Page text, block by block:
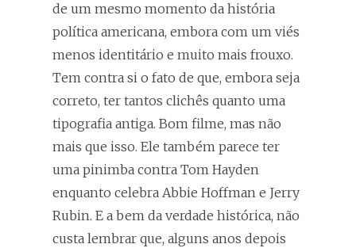
de um mesmo momento da história
política americana, embora com um viés
menos identitário e muito mais frouxo.
Tem contra si o fato de que, embora seja
correto, ter tantos clichês quanto uma
tipografia antiga. Bom filme, mas não
mais que isso. Ele também parece ter
uma pinimba contra Tom Hayden
enquanto celebra Abbie Hoffman e Jerry
Rubin. E a bem da verdade histórica, não
custa lembrar que, alguns anos depois